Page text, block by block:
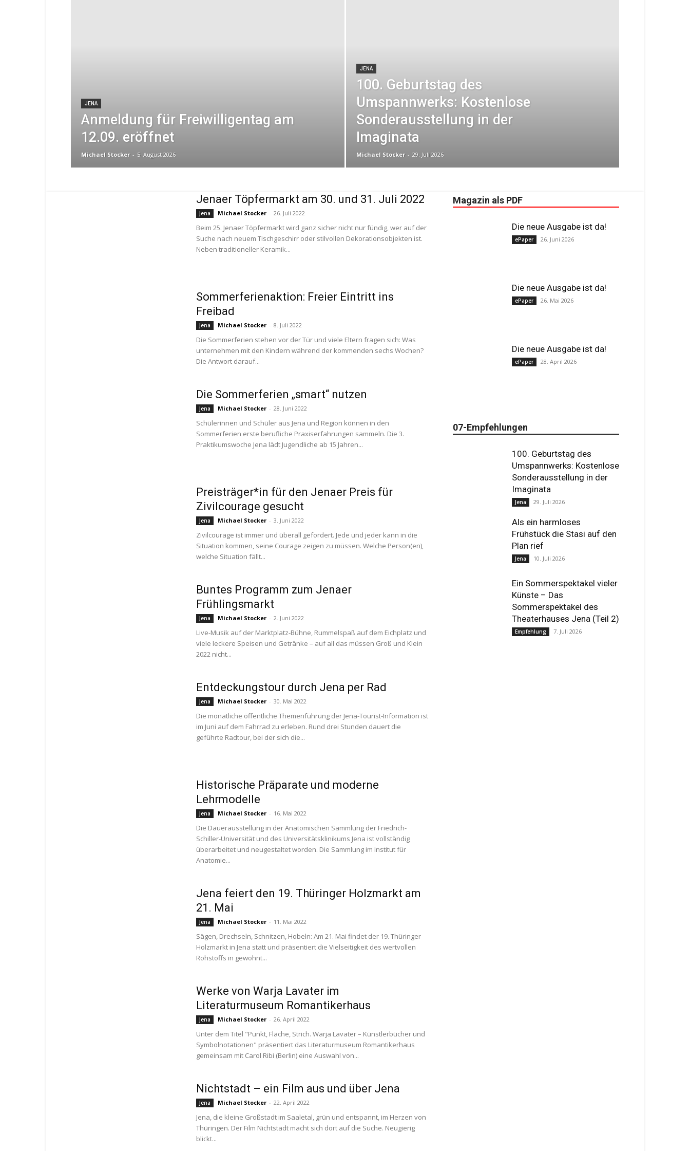
JENA
Anmeldung für Freiwilligentag am
12.09. eröffnet
Michael Stocker - 5. August 2026
JENA
100. Geburtstag des
Umspannwerks: Kostenlose
Sonderausstellung in der
Imaginata
Michael Stocker - 29. Juli 2026
Jenaer Töpfermarkt am 30. und 31. Juli 2022
Jena Michael Stocker - 26. Juli 2022
Beim 25. Jenaer Töpfermarkt wird ganz sicher nicht nur fündig, wer auf der
Suche nach neuem Tischgeschirr oder stilvollen Dekorationsobjekten ist.
Neben traditioneller Keramik...
Sommerferienaktion: Freier Eintritt ins
Freibad
Jena Michael Stocker - 8. Juli 2022
Die Sommerferien stehen vor der Tür und viele Eltern fragen sich: Was
unternehmen mit den Kindern während der kommenden sechs Wochen?
Die Antwort darauf...
Die Sommerferien „smart“ nutzen
Jena Michael Stocker - 28. Juni 2022
Schülerinnen und Schüler aus Jena und Region können in den
Sommerferien erste berufliche Praxiserfahrungen sammeln. Die 3.
Praktikumswoche Jena lädt Jugendliche ab 15 Jahren...
Preisträger*in für den Jenaer Preis für
Zivilcourage gesucht
Jena Michael Stocker - 3. Juni 2022
Zivilcourage ist immer und überall gefordert. Jede und jeder kann in die
Situation kommen, seine Courage zeigen zu müssen. Welche Person(en),
welche Situation fällt...
Buntes Programm zum Jenaer
Frühlingsmarkt
Jena Michael Stocker - 2. Juni 2022
Live-Musik auf der Marktplatz-Bühne, Rummelspaß auf dem Eichplatz und
viele leckere Speisen und Getränke – auf all das müssen Groß und Klein
2022 nicht...
Entdeckungstour durch Jena per Rad
Jena Michael Stocker - 30. Mai 2022
Die monatliche öffentliche Themenführung der Jena-Tourist-Information ist
im Juni auf dem Fahrrad zu erleben. Rund drei Stunden dauert die
geführte Radtour, bei der sich die...
Historische Präparate und moderne
Lehrmodelle
Jena Michael Stocker - 16. Mai 2022
Die Dauerausstellung in der Anatomischen Sammlung der Friedrich-
Schiller-Universität und des Universitätsklinikums Jena ist vollständig
überarbeitet und neugestaltet worden. Die Sammlung im Institut für
Anatomie...
Jena feiert den 19. Thüringer Holzmarkt am
21. Mai
Jena Michael Stocker - 11. Mai 2022
Sägen, Drechseln, Schnitzen, Hobeln: Am 21. Mai findet der 19. Thüringer
Holzmarkt in Jena statt und präsentiert die Vielseitigkeit des wertvollen
Rohstoffs in gewohnt...
Werke von Warja Lavater im
Literaturmuseum Romantikerhaus
Jena Michael Stocker - 26. April 2022
Unter dem Titel "Punkt, Fläche, Strich. Warja Lavater – Künstlerbücher und
Symbolnotationen" präsentiert das Literaturmuseum Romantikerhaus
gemeinsam mit Carol Ribi (Berlin) eine Auswahl von...
Nichtstadt – ein Film aus und über Jena
Jena Michael Stocker - 22. April 2022
Jena, die kleine Großstadt im Saaletal, grün und entspannt, im Herzen von
Thüringen. Der Film Nichtstadt macht sich dort auf die Suche. Neugierig
blickt...
Magazin als PDF
Die neue Ausgabe ist da!
ePaper 26. Juni 2026
Die neue Ausgabe ist da!
ePaper 26. Mai 2026
Die neue Ausgabe ist da!
ePaper 28. April 2026
07-Empfehlungen
100. Geburtstag des
Umspannwerks: Kostenlose
Sonderausstellung in der
Imaginata
Jena 29. Juli 2026
Als ein harmloses
Frühstück die Stasi auf den
Plan rief
Jena 10. Juli 2026
Ein Sommerspektakel vieler
Künste – Das
Sommerspektakel des
Theaterhauses Jena (Teil 2)
Empfehlung 7. Juli 2026